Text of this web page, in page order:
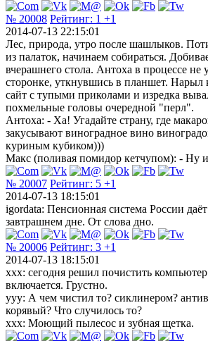
№ 20008 Рейтинг: 1 +1
2014-07-13 22:15:01
Лес, природа, утро после шашлыков.
из палаток, начинаем собираться.
вчерашнего стола. Антоха в процессе не
сторонке, уткнувшись в планшет. Нарыл
сайт с тупыми приколами и изредка
похмельные головы очередной "перл".
Антоха: - Ха! Угадайте страну, где
закусывают виноградное вино
куриным кубиком)))
Макс (поливая помидор кетчупом): - Ну и
№ 20007 Рейтинг: 5 +1
2014-07-13 18:15:01
igordata: Пенсионная система России
завтрашнем дне. От слова дно.
№ 20006 Рейтинг: 3 +1
2014-07-13 18:15:01
ххх: сегодня решил почистить
включается. Грустно.
ууу: А чем чистил то? сиклинером?
корявый? Что случилось то?
ххх: Моющий пылесос и зубная щетка.